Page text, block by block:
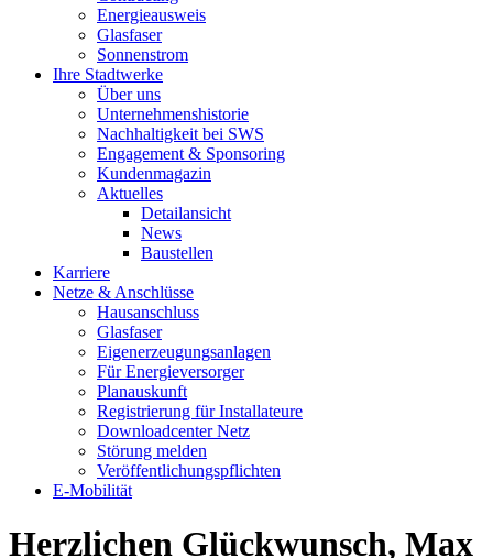
Energieausweis
Glasfaser
Sonnenstrom
Ihre Stadtwerke
Über uns
Unternehmenshistorie
Nachhaltigkeit bei SWS
Engagement & Sponsoring
Kundenmagazin
Aktuelles
Detailansicht
News
Baustellen
Karriere
Netze & Anschlüsse
Hausanschluss
Glasfaser
Eigenerzeugungsanlagen
Für Energieversorger
Planauskunft
Registrierung für Installateure
Downloadcenter Netz
Störung melden
Veröffentlichungspflichten
E-Mobilität
Herzlichen Glückwunsch, Max